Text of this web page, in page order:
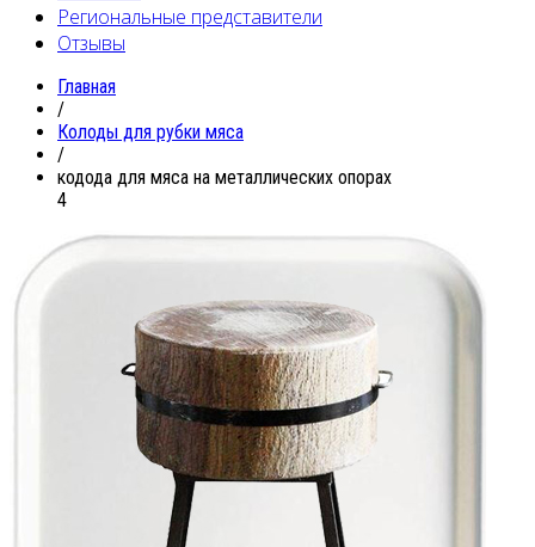
Региональные представители
Отзывы
Главная
/
Колоды для рубки мяса
/
кодода для мяса на металлических опорах
4